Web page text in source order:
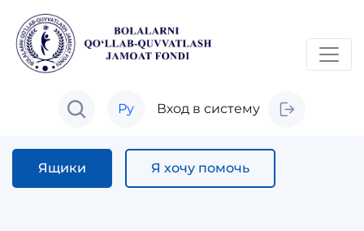
Ру Вход в систему
Ящики Я хочу помочь